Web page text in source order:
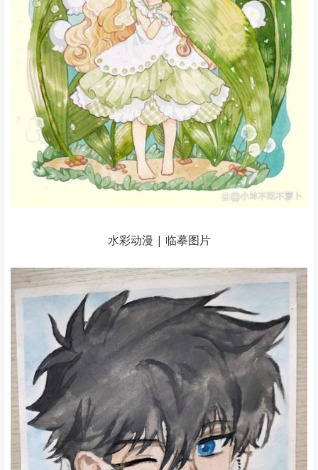
水彩动漫 | 临摹图片